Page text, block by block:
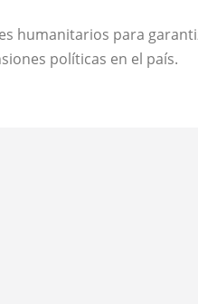
humanitarios para
políticas en el país.